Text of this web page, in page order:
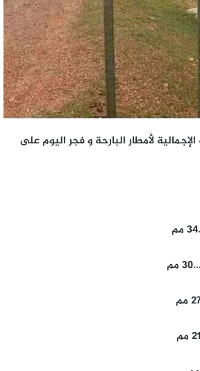
لأمطار البارحة و فجر اليوم على